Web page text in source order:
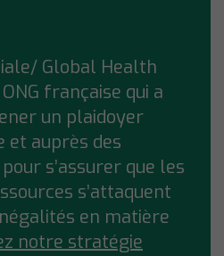
Global Health
française qui a
un plaidoyer
et auprès des
s’assurer que les
s’attaquent
en matière
notre stratégie